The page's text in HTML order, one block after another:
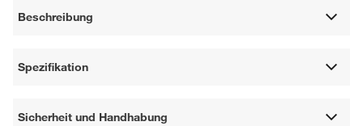
Beschreibung
Spezifikation
Sicherheit und Handhabung